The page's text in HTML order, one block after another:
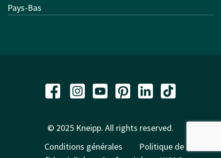
Pays-Bas
© 2025 Kneipp. All rights reserved.
Conditions générales
Politique de